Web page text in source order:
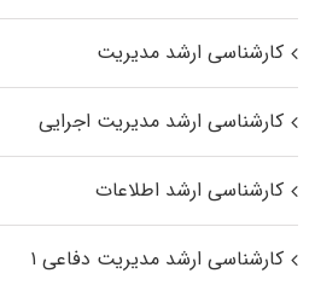
کارشناسی ارشد مدیریت
کارشناسی ارشد مدیریت اجرایی
کارشناسی ارشد اطلاعات
کارشناسی ارشد مدیریت دفاعی ۱